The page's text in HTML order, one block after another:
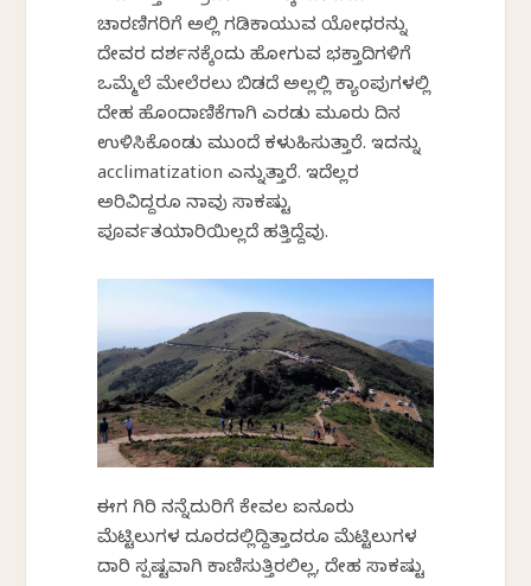
ಚಾರಣಿಗರಿಗೆ ಅಲ್ಲಿ ಗಡಿಕಾಯುವ ಯೋಧರನ್ನು
ದೇವರ ದರ್ಶನಕ್ಕೆಂದು ಹೋಗುವ ಭಕ್ತಾದಿಗಳಿಗೆ
ಒಮ್ಮೆಲೆ ಮೇಲೆರಲು ಬಿಡದೆ ಅಲ್ಲಲ್ಲಿ ಕ್ಯಾಂಪುಗಳಲ್ಲಿ
ದೇಹ ಹೊಂದಾಣಿಕೆಗಾಗಿ ಎರಡು ಮೂರು ದಿನ
ಉಳಿಸಿಕೊಂಡು ಮುಂದೆ ಕಳುಹಿಸುತ್ತಾರೆ. ಇದನ್ನು
acclimatization ಎನ್ನುತ್ತಾರೆ. ಇದೆಲ್ಲರ
ಅರಿವಿದ್ದರೂ ನಾವು ಸಾಕಷ್ಟು
ಪೂರ್ವತಯಾರಿಯಿಲ್ಲದೆ ಹತ್ತಿದ್ದೆವು.
ಈಗ ಗಿರಿ ನನ್ನೆದುರಿಗೆ ಕೇವಲ ಐನೂರು
ಮೆಟ್ಟಿಲುಗಳ ದೂರದಲ್ಲಿದ್ದಿತ್ತಾದರೂ ಮೆಟ್ಟಿಲುಗಳ
ದಾರಿ ಸ್ಪಷ್ಟವಾಗಿ ಕಾಣಿಸುತ್ತಿರಲಿಲ್ಲ, ದೇಹ ಸಾಕಷ್ಟು